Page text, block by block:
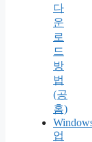
다
운
로
드
방
법
(공
홈)
업